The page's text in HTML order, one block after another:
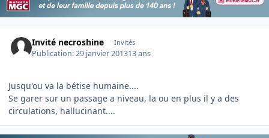
Invité necroshine Invités
Publication:29 janvier 201313 ans
Jusqu'ou va la bétise humaine....
Se garer sur un passage a niveau, la ou en plus il y a des
circulations, hallucinant....